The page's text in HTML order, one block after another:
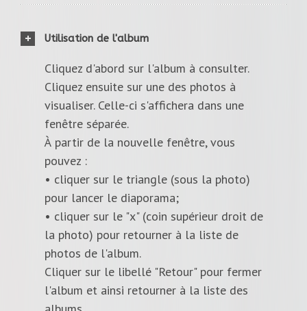
Utilisation de l'album
Cliquez d'abord sur l'album à consulter.
Cliquez ensuite sur une des photos à
visualiser. Celle-ci s'affichera dans une
fenêtre séparée.
À partir de la nouvelle fenêtre, vous
pouvez :
• cliquer sur le triangle (sous la photo)
pour lancer le diaporama;
• cliquer sur le "x" (coin supérieur droit de
la photo) pour retourner à la liste de
photos de l'album.
Cliquer sur le libellé "Retour" pour fermer
l'album et ainsi retourner à la liste des